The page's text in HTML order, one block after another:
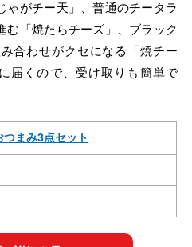
ゃがチー天」、普通のチータラ
む「焼たらチーズ」、ブラック
合わせがクセになる「焼チー
届くので、受け取りも簡単で
まみ3点セット